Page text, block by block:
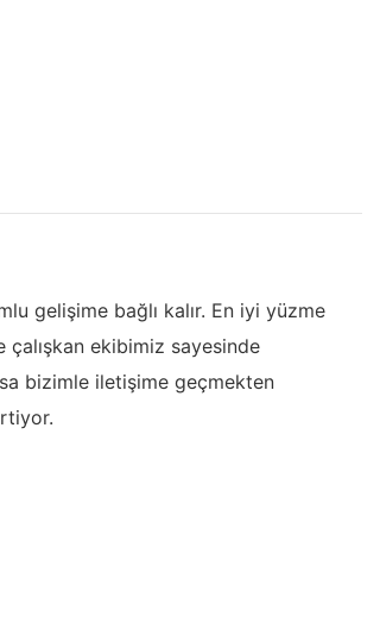
gelişime bağlı kalır. En iyi yüzme
çalışkan ekibimiz sayesinde
bizimle iletişime geçmekten